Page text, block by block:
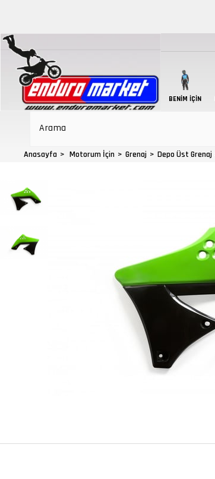
BENIM İÇIN
Anasayfa Motorum İçin Grenaj Depo Üst Grenaj